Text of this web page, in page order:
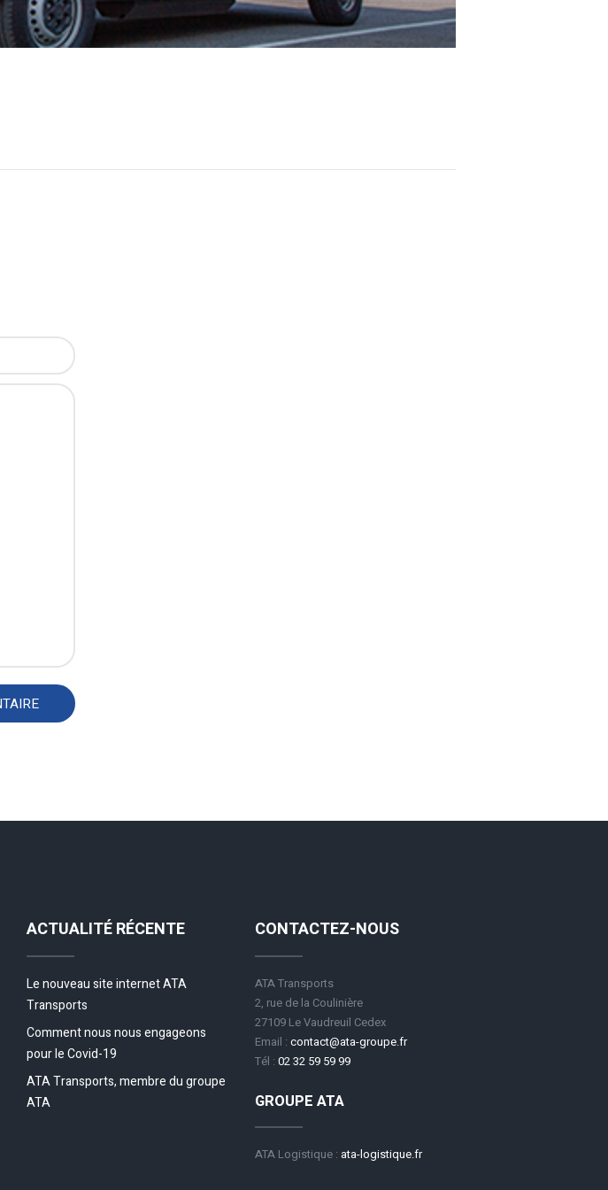
ACTUALITÉ RÉCENTE
Le nouveau site internet ATA
Transports
Comment nous nous engageons
pour le Covid-19
ATA Transports, membre du groupe
ATA
CONTACTEZ-NOUS
ATA Transports
2, rue de la Coulinière
27109 Le Vaudreuil Cedex
Email : contact@ata-groupe.fr
Tél : 02 32 59 59 99
GROUPE ATA
ATA Logistique : ata-logistique.fr